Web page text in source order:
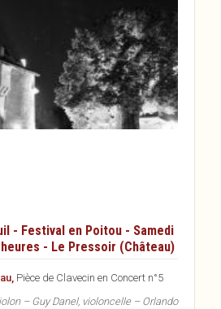
- Festival en Poitou - Samedi
- Le Pressoir (Château)
Pièce de Clavecin en Concert n°5
– Guy Danel, violoncelle – Orlando